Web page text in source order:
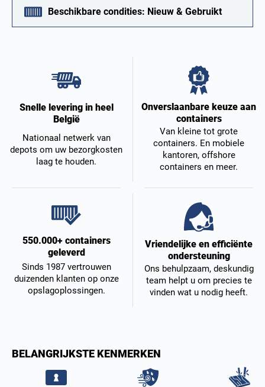
Beschikbare condities: Nieuw & Gebruikt
Snelle levering in heel
België
Nationaal netwerk van
depots om uw bezorgkosten
laag te houden.
Onverslaanbare keuze aan
containers
Van kleine tot grote
containers. En mobiele
kantoren, offshore
containers en meer.
550.000+ containers
geleverd
Sinds 1987 vertrouwen
duizenden klanten op onze
opslagoplossingen.
Vriendelijke en efficiënte
ondersteuning
Ons behulpzaam, deskundig
team helpt u om precies te
vinden wat u nodig heeft.
BELANGRIJKSTE KENMERKEN